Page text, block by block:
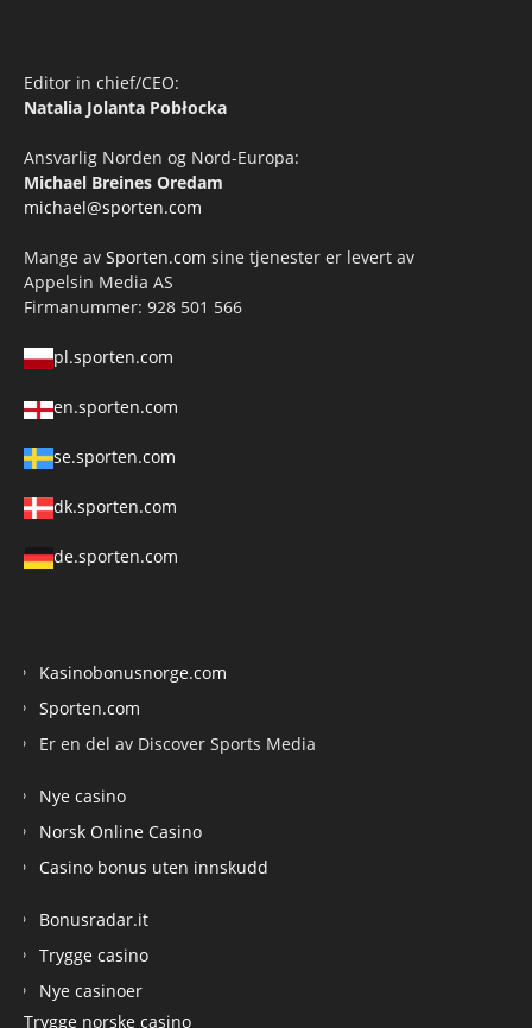
Editor in chief/CEO:
Natalia Jolanta Pobłocka
Ansvarlig Norden og Nord-Europa:
Michael Breines Oredam
michael@sporten.com
Mange av Sporten.com sine tjenester er levert av
Appelsin Media AS
Firmanummer: 928 501 566
pl.sporten.com
en.sporten.com
se.sporten.com
dk.sporten.com
de.sporten.com
Kasinobonusnorge.com
Sporten.com
Er en del av Discover Sports Media
Nye casino
Norsk Online Casino
Casino bonus uten innskudd
Bonusradar.it
Trygge casino
Nye casinoer
Trygge norske casino